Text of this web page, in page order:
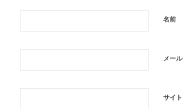
名前
メール
サイト